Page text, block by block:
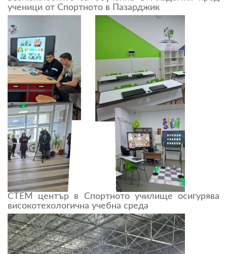
ученици от Спортното в Пазарджик
СТЕМ център в Спортното училище осигурява
високотехологична учебна среда